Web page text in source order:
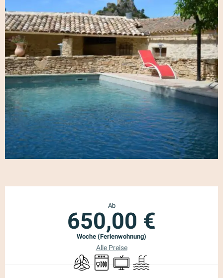
Ab
650,00 €
Woche (Ferienwohnung)
Alle Preise
KlimaanlageGeschirrspülmaschine
FernsehenSchwimmbad